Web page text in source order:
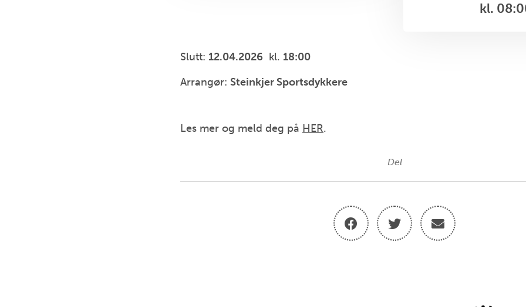
kl.
Slutt: 12.04.2026 kl. 18:00
Arrangør: Steinkjer Sportsdykkere
Les mer og meld deg på HER.
Del